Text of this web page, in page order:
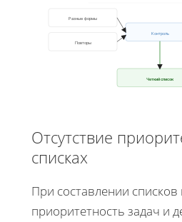
Разные формы
Повторы
Контроль
Четкий список
Отсутствие
списках
При составлении
приоритетность задач и